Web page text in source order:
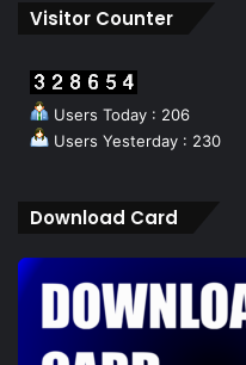
Visitor Counter
Users Today : 206
Users Yesterday : 230
Download Card